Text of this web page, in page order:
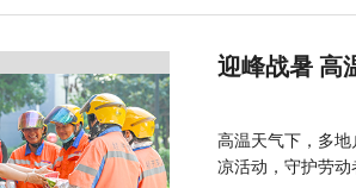
迎峰战暑 高
高温天气下，多
凉活动，守护劳动